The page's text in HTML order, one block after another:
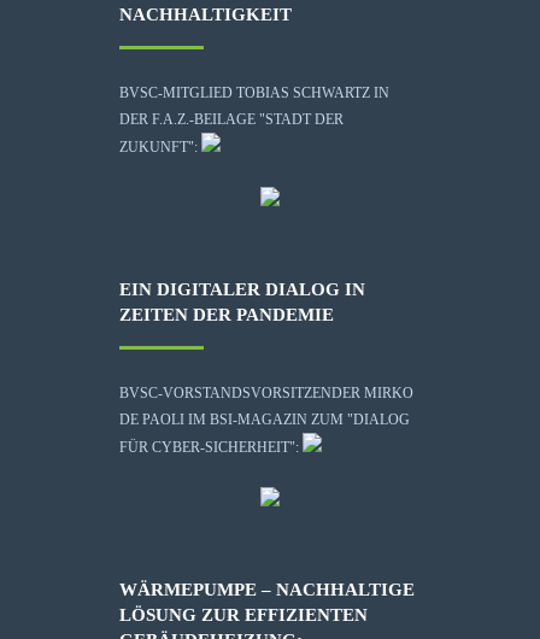
NACHHALTIGKEIT
BVSC-MITGLIED TOBIAS SCHWARTZ IN
DER F.A.Z.-BEILAGE "STADT DER
ZUKUNFT":
EIN DIGITALER DIALOG IN
ZEITEN DER PANDEMIE
BVSC-VORSTANDSVORSITZENDER MIRKO
DE PAOLI IM BSI-MAGAZIN ZUM "DIALOG
FÜR CYBER-SICHERHEIT":
WÄRMEPUMPE – NACHHALTIGE
LÖSUNG ZUR EFFIZIENTEN